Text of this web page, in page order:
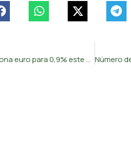
FMI revê em baixa crescimento da zona euro para 0,9% este ano